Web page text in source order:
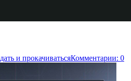
и прокачиватьсяКомментарии: 0